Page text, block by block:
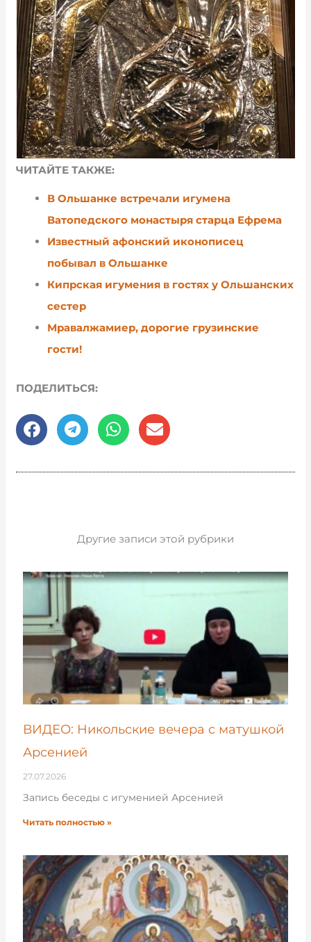
ЧИТАЙТЕ ТАКЖЕ:
В Ольшанке встречали игумена
Ватопедского монастыря старца Ефрема
Известный афонский иконописец
побывал в Ольшанке
Кипрская игумения в гостях у Ольшанских
сестер
Мравалжамиер, дорогие грузинские
гости!
ПОДЕЛИТЬСЯ:
Другие записи этой рубрики
ВИДЕО: Никольские вечера с матушкой
Арсенией
27.07.2026
Запись беседы с игуменией Арсенией
Читать полностью »